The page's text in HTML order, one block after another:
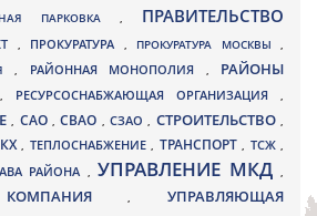
ПАРКОВКА , ПРАВИТЕЛЬСТВО
, ПРОКУРАТУРА , ПРОКУРАТУРА МОСКВЫ ,
, РАЙОННАЯ МОНОПОЛИЯ , РАЙОНЫ
, РЕСУРСОСНАБЖАЮЩАЯ ОРГАНИЗАЦИЯ ,
, САО,СВАО ,СЗАО, СТРОИТЕЛЬСТВО,
, ТЕПЛОСНАБЖЕНИЕ , ТРАНСПОРТ , ТСЖ ,
РАЙОНА , УПРАВЛЕНИЕ МКД ,
КОМПАНИЯ,УПРАВЛЯЮЩАЯ